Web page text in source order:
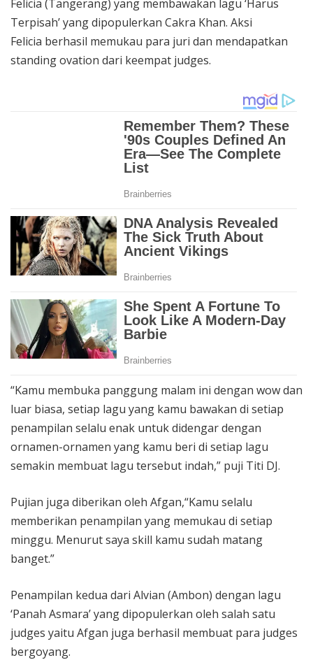
Felicia (Tangerang) yang membawakan lagu ‘Harus
Terpisah’ yang dipopulerkan Cakra Khan. Aksi
Felicia berhasil memukau para juri dan mendapatkan
standing ovation dari keempat judges.
“Kamu membuka panggung malam ini dengan wow dan
luar biasa, setiap lagu yang kamu bawakan di setiap
penampilan selalu enak untuk didengar dengan
ornamen-ornamen yang kamu beri di setiap lagu
semakin membuat lagu tersebut indah,” puji Titi DJ.
Pujian juga diberikan oleh Afgan,“Kamu selalu
memberikan penampilan yang memukau di setiap
minggu. Menurut saya skill kamu sudah matang
banget.”
Penampilan kedua dari Alvian (Ambon) dengan lagu
‘Panah Asmara’ yang dipopulerkan oleh salah satu
judges yaitu Afgan juga berhasil membuat para judges
bergoyang.